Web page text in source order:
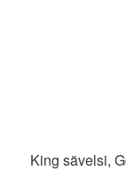
King sävelsi,